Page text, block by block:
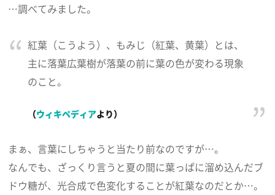
…調べてみました。
紅葉（こうよう）、もみじ（紅葉、黄葉）とは、
主に落葉広葉樹が落葉の前に葉の色が変わる現象
のこと。
（ウィキペディアより）
まぁ、言葉にしちゃうと当たり前なのですが…。
なんでも、ざっくり言うと夏の間に葉っぱに溜め込んだブ
ドウ糖が、光合成で色変化することが紅葉なのだとか…。